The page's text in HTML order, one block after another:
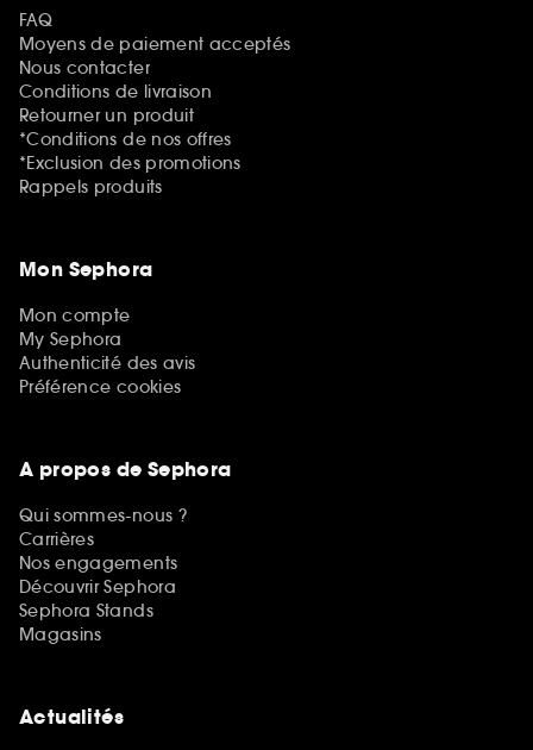
FAQ
Moyens de paiement acceptés
Nous contacter
Conditions de livraison
Retourner un produit
*Conditions de nos offres
*Exclusion des promotions
Rappels produits
Mon Sephora
Mon compte
My Sephora
Authenticité des avis
Préférence cookies
A propos de Sephora
Qui sommes-nous ?
Carrières
Nos engagements
Découvrir Sephora
Sephora Stands
Magasins
Actualités